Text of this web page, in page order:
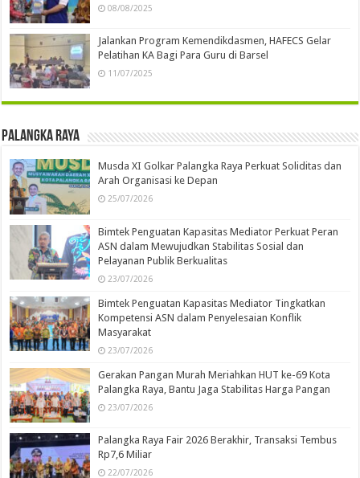
08/08/2025
Jalankan Program Kemendikdasmen, HAFECS Gelar
Pelatihan KA Bagi Para Guru di Barsel
11/07/2025
Palangka Raya
Musda XI Golkar Palangka Raya Perkuat Soliditas dan
Arah Organisasi ke Depan
25/07/2026
Bimtek Penguatan Kapasitas Mediator Perkuat Peran
ASN dalam Mewujudkan Stabilitas Sosial dan
Pelayanan Publik Berkualitas
23/07/2026
Bimtek Penguatan Kapasitas Mediator Tingkatkan
Kompetensi ASN dalam Penyelesaian Konflik
Masyarakat
23/07/2026
Gerakan Pangan Murah Meriahkan HUT ke-69 Kota
Palangka Raya, Bantu Jaga Stabilitas Harga Pangan
23/07/2026
Palangka Raya Fair 2026 Berakhir, Transaksi Tembus
Rp7,6 Miliar
22/07/2026